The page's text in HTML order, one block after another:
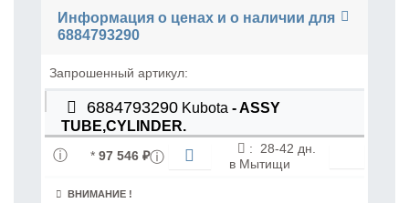
Информация о ценах и о наличии для
6884793290
Запрошенный артикул:
6884793290 Kubota - ASSY
TUBE,CYLINDER.
* 97 546 ₽ :
28-42 дн.
в Мытищи
ВНИМАНИЕ !